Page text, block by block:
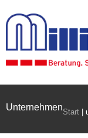
UnternehmenStart